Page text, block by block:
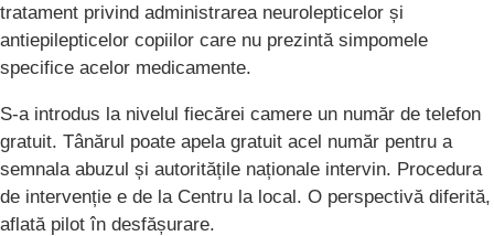
tratament privind administrarea neurolepticelor și
antiepilepticelor copiilor care nu prezintă simpomele
specifice acelor medicamente.
S-a introdus la nivelul fiecărei camere un număr de telefon
gratuit. Tânărul poate apela gratuit acel număr pentru a
semnala abuzul și autoritățile naționale intervin. Procedura
de intervenție e de la Centru la local. O perspectivă diferită,
aflată pilot în desfășurare.